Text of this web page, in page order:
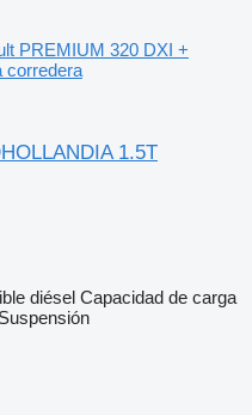
PREMIUM 320 DXI +
corredera
1.5T
diésel Capacidad de carga
Suspensión